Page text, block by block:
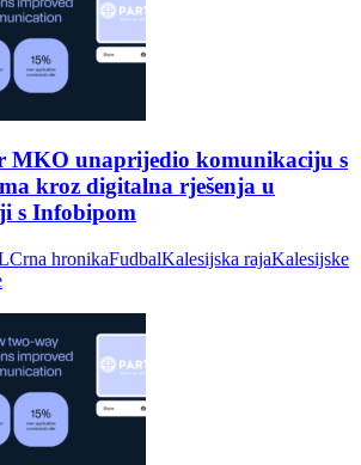
MKO unaprijedio komunikaciju s
kroz digitalna rješenja u
s Infobipom
Crna hronikaFudbalKalesijska rajaKalesijske